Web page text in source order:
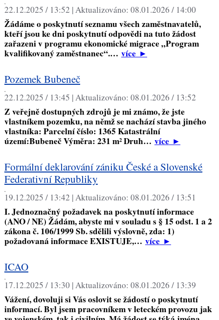
,
22.12.2025 / 13:52 |Aktualizováno: 08.01.2026 / 14:00
Žádáme o poskytnutí seznamu všech zaměstnavatelů,
kteří jsou ke dni poskytnutí odpovědi na tuto žádost
zařazeni v programu ekonomické migrace „Program
kvalifikovaný zaměstnanec“.… více►
Pozemek Bubeneč
,
22.12.2025 / 13:45 |Aktualizováno: 08.01.2026 / 13:52
Z veřejně dostupných zdrojů je mi známo, že jste
vlastníkem pozemku, na němž se nachází stavba jiného
vlastníka: Parcelní číslo: 1365 Katastrální
území:Bubeneč Výměra: 231 m² Druh… více►
Formální deklarování zániku České a Slovenské
Federativní Republiky
,
19.12.2025 / 13:42 |Aktualizováno: 08.01.2026 / 13:51
I. Jednoznačný požadavek na poskytnutí informace
(ANO / NE) Žádám, abyste mi v souladu s § 15 odst. 1 a 2
zákona č. 106/1999 Sb. sdělili výslovně, zda: 1)
požadovaná informace EXISTUJE,… více►
ICAO
,
17.12.2025 / 13:30 |Aktualizováno: 08.01.2026 / 13:39
Vážení, dovoluji si Vás oslovit se žádostí o poskytnutí
informací. Byl jsem pracovníkem v leteckém provozu jak